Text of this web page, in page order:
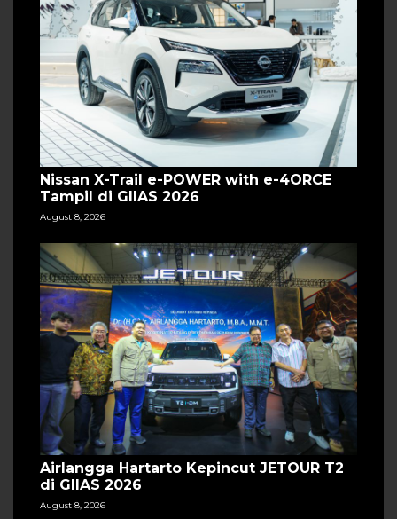
Nissan X-Trail e-POWER with e-4ORCE
Tampil di GIIAS 2026
August 8, 2026
Airlangga Hartarto Kepincut JETOUR T2
di GIIAS 2026
August 8, 2026